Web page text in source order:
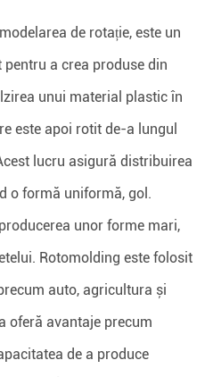
de rotație, este un
a crea produse din
unui material plastic în
este apoi rotit de-a lungul
lucru asigură distribuirea
o formă uniformă, gol.
unor forme mari,
Rotomolding este folosit
auto, agricultura și
oferă avantaje precum
de a produce